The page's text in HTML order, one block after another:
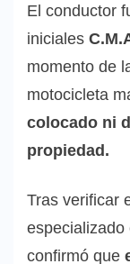
El conductor
iniciales
momento de
motocicleta
colocado ni
propiedad.
Tras verificar
especializado
confirmó que